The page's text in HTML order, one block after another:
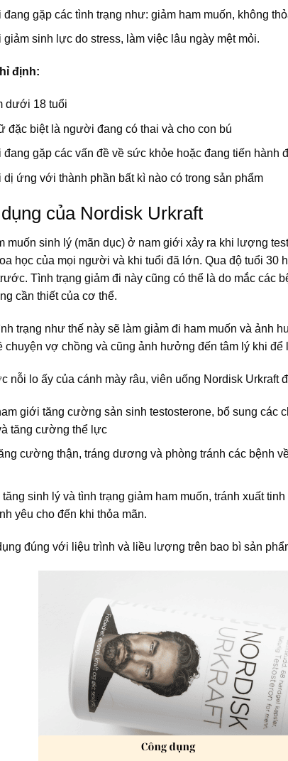
gặp các tình trạng như: giảm ham muốn, không
sinh lực do stress, làm việc lâu ngày mệt mỏi.
định:
dưới 18 tuổi
đặc biệt là người đang có thai và cho con bú
gặp các vấn đề về sức khỏe hoặc đang tiến hành
dị ứng với thành phần bất kì nào có trong sản phẩm
của Nordisk Urkraft
muốn sinh lý (mãn dục) ở nam giới xảy ra khi lượng
học của mọi người và khi tuổi đã lớn. Qua độ tuổi
Tình trạng giảm đi này cũng có thể là do mắc các
cần thiết của cơ thể.
trạng như thế này sẽ làm giảm đi ham muốn và ảnh
chuyện vợ chồng và cũng ảnh hưởng đến tâm lý khi để
nỗi lo ấy của cánh mày râu, viên uống Nordisk Urkraft
giới tăng cường sản sinh testosterone, bổ sung
tăng cường thể lực
cường thận, tráng dương và phòng tránh các bệnh
tăng sinh lý và tình trạng giảm ham muốn, tránh xuất
yêu cho đến khi thỏa mãn.
đúng với liệu trình và liều lượng trên bao bì sản